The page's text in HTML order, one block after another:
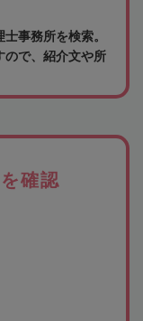
事務所を検索。
ので、紹介文や所
確認